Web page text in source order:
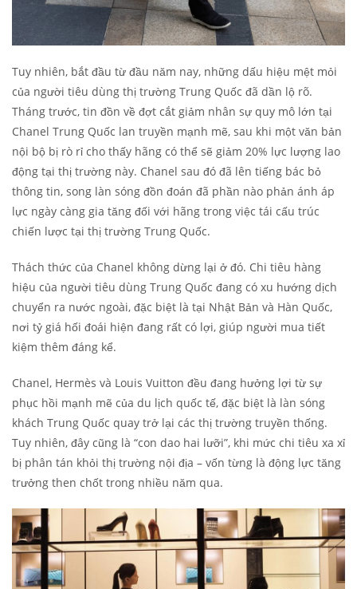
Tuy nhiên, bắt đầu từ đầu năm nay, những dấu hiệu mệt mỏi
của người tiêu dùng thị trường Trung Quốc đã dần lộ rõ.
Tháng trước, tin đồn về đợt cắt giảm nhân sự quy mô lớn tại
Chanel Trung Quốc lan truyền mạnh mẽ, sau khi một văn bản
nội bộ bị rò rỉ cho thấy hãng có thể sẽ giảm 20% lực lượng lao
động tại thị trường này. Chanel sau đó đã lên tiếng bác bỏ
thông tin, song làn sóng đồn đoán đã phần nào phản ánh áp
lực ngày càng gia tăng đối với hãng trong việc tái cấu trúc
chiến lược tại thị trường Trung Quốc.
Thách thức của Chanel không dừng lại ở đó. Chi tiêu hàng
hiệu của người tiêu dùng Trung Quốc đang có xu hướng dịch
chuyển ra nước ngoài, đặc biệt là tại Nhật Bản và Hàn Quốc,
nơi tỷ giá hối đoái hiện đang rất có lợi, giúp người mua tiết
kiệm thêm đáng kể.
Chanel, Hermès và Louis Vuitton đều đang hưởng lợi từ sự
phục hồi mạnh mẽ của du lịch quốc tế, đặc biệt là làn sóng
khách Trung Quốc quay trở lại các thị trường truyền thống.
Tuy nhiên, đây cũng là “con dao hai lưỡi”, khi mức chi tiêu xa xỉ
bị phân tán khỏi thị trường nội địa – vốn từng là động lực tăng
trưởng then chốt trong nhiều năm qua.